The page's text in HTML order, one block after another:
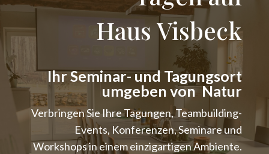
Haus Visbeck
Ihr Seminar- und Tagungsort
umgeben von Natur
Verbringen Sie Ihre Tagungen, Teambuilding-
Events, Konferenzen, Seminare und
Workshops in einem einzigartigen Ambiente.